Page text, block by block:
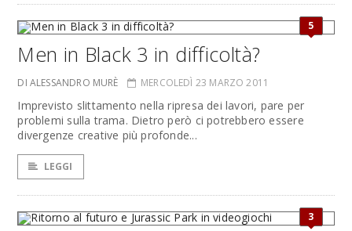
5
Men in Black 3 in difficoltà?
DI ALESSANDRO MURÈ MERCOLEDÌ 23 MARZO 2011
Imprevisto slittamento nella ripresa dei lavori, pare per
problemi sulla trama. Dietro però ci potrebbero essere
divergenze creative più profonde...
LEGGI
3